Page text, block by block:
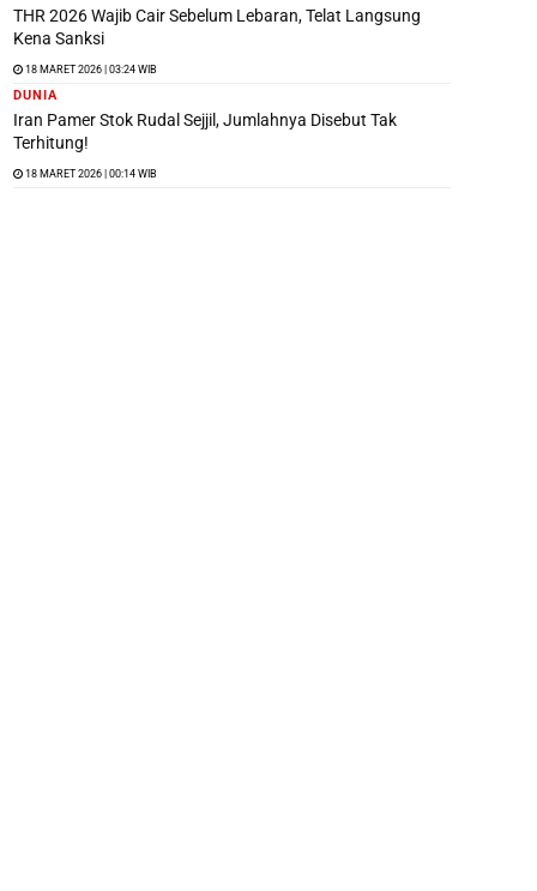
THR 2026 Wajib Cair Sebelum Lebaran, Telat Langsung
Kena Sanksi
18 MARET 2026 | 03:24 WIB
DUNIA
Iran Pamer Stok Rudal Sejjil, Jumlahnya Disebut Tak
Terhitung!
18 MARET 2026 | 00:14 WIB